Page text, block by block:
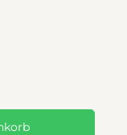
ein oder